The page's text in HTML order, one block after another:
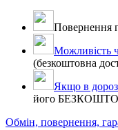
Повернення
Можливість
(безкоштовна
Якщо в
його
Обмін, повернення,